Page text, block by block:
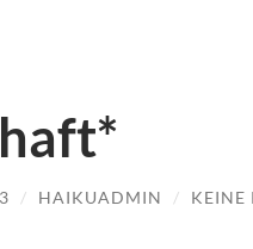
/ HAIKUADMIN / KEINE